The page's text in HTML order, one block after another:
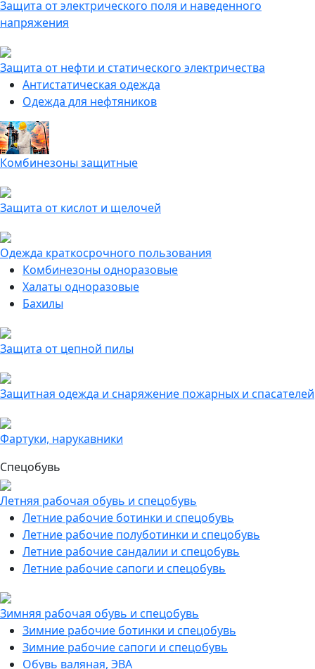
Защита от электрического поля и наведенного
напряжения
Защита от нефти и статического электричества
Антистатическая одежда
Одежда для нефтяников
Комбинезоны защитные
Защита от кислот и щелочей
Одежда краткосрочного пользования
Комбинезоны одноразовые
Халаты одноразовые
Бахилы
Защита от цепной пилы
Защитная одежда и снаряжение пожарных и спасателей
Фартуки, нарукавники
Спецобувь
Летняя рабочая обувь и спецобувь
Летние рабочие ботинки и спецобувь
Летние рабочие полуботинки и спецобувь
Летние рабочие сандалии и спецобувь
Летние рабочие сапоги и спецобувь
Зимняя рабочая обувь и спецобувь
Зимние рабочие ботинки и спецобувь
Зимние рабочие сапоги и спецобувь
Обувь валяная, ЭВА